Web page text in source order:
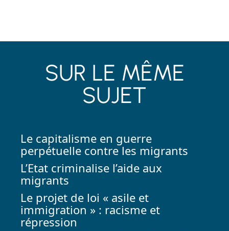
SUR LE MÊME
SUJET
Le capitalisme en guerre
perpétuelle contre les migrants
L’Etat criminalise l’aide aux
migrants
Le projet de loi « asile et
immigration » : racisme et
répression